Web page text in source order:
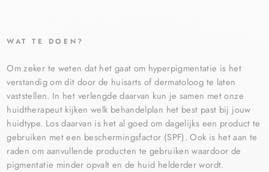
WAT TE DOEN?
Om zeker te weten dat het gaat om hyperpigmentatie is het
verstandig om dit door de huisarts of dermatoloog te laten
vaststellen. In het verlengde daarvan kun je samen met onze
huidtherapeut kijken welk behandelplan het best past bij jouw
huidtype. Los daarvan is het al goed om dagelijks een product te
gebruiken met een beschermingsfactor (SPF). Ook is het aan te
raden om aanvullende producten te gebruiken waardoor de
pigmentatie minder opvalt en de huid helderder wordt.